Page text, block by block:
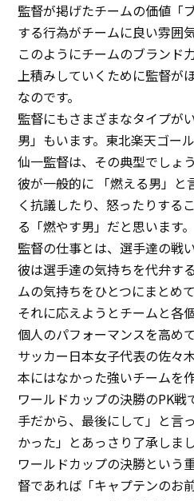
監督が掲げたチームの価値「
する行為がチームに良い雰囲
このようにチームのブランド
上積みしていくために監督が
なのです。
監督にもさまざまなタイプが
男」もいます。東北楽天ゴー
仙一監督は、その典型でしょう
彼が一般的に 「燃える男」と
く抗議したり、怒ったりする
る「燃やす男」だと思います。
監督の仕事とは、選手達の戦
彼は選手達の気持ちを代弁す
ムの気持ちをひとつにまとめ
それに応えようとチームと各
個人のパフォーマンスを高め
サッカー日本女子代表の佐々
本にはなかった強いチームを
ワールドカップの決勝のPK戦
手だから、最後にして」と言
かった」とあっさり了承しまし
ワールドカップの決勝という
督であれば「キャプテンのお